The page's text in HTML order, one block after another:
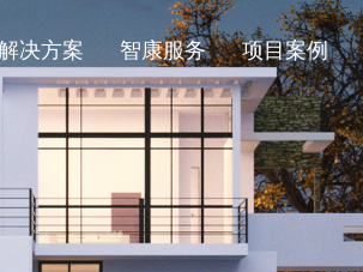
决方案 智康服务 项目案例